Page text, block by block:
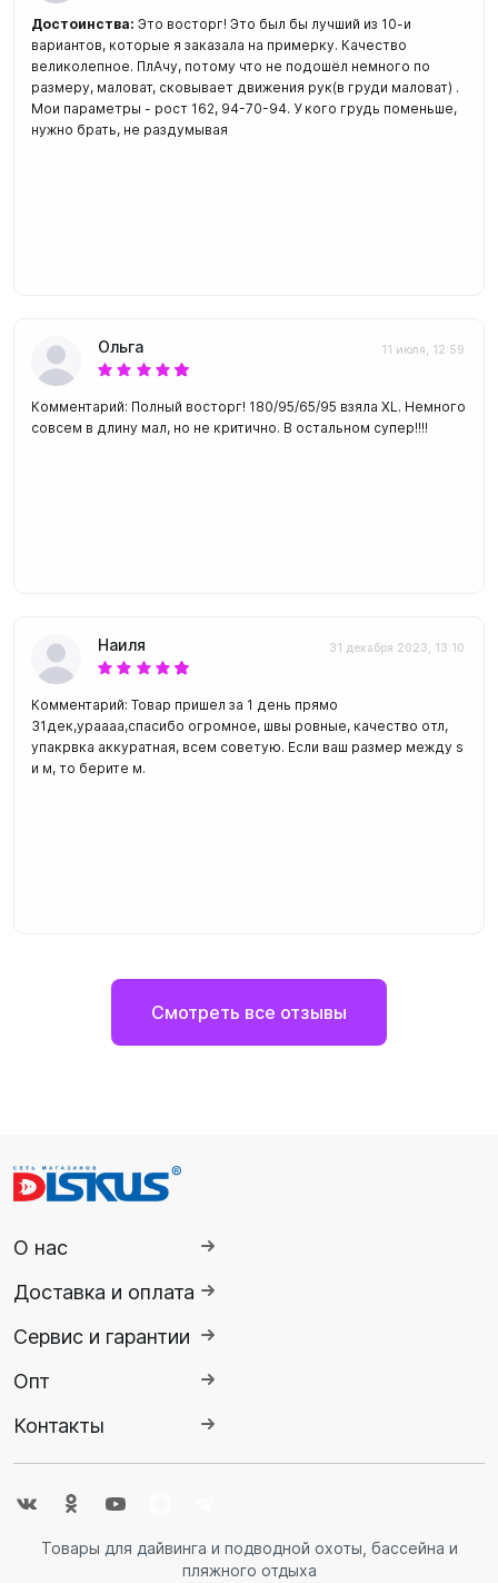
Достоинства: Это восторг! Это был бы лучший из 10-и
вариантов, которые я заказала на примерку. Качество
великолепное. ПлАчу, потому что не подошёл немного по
размеру, маловат, сковывает движения рук(в груди маловат) .
Мои параметры - рост 162, 94-70-94. У кого грудь поменьше,
нужно брать, не раздумывая
Ольга 11 июля, 12:59
Комментарий: Полный восторг! 180/95/65/95 взяла XL. Немного
совсем в длину мал, но не критично. В остальном супер!!!!
Наиля 31 декабря 2023, 13:10
Комментарий: Товар пришел за 1 день прямо
31дек,ураааа,спасибо огромное, швы ровные, качество отл,
упакрвка аккуратная, всем советую. Если ваш размер между s
и м, то берите м.
Смотреть все отзывы
О нас
Доставка и оплата
Сервис и гарантии
Опт
Контакты
Товары для дайвинга и подводной охоты, бассейна и
пляжного отдыха